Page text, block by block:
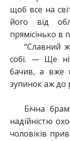
щоб все на
його від
прямісінько в
“Славний
собі. — Ще
бачив, а вже
зупинок аж до
Бічна
надійністю
чоловіків